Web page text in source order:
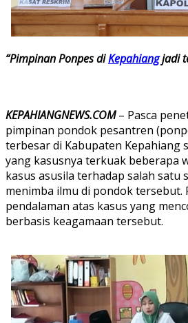
“Pimpinan Ponpes diKepahiangjadi
KEPAHIANGNEWS.COM– Pasca
pimpinan pondok pesantren
terbesar di Kabupaten Kepahiang
yang kasusnya terkuak beberapa
kasus asusila terhadap salah satu
menimba ilmu di pondok tersebut.
pendalaman atas kasus yang
berbasis keagamaan tersebut.